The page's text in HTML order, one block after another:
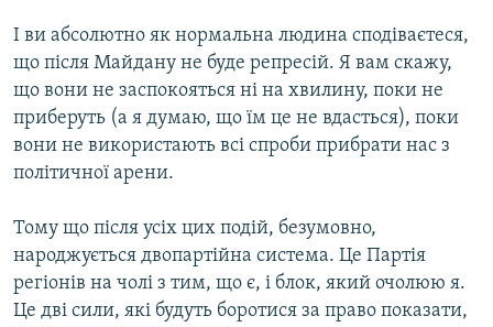
І ви абсолютно як нормальна людина сподіваєтеся,
що після Майдану не буде репресій. Я вам скажу,
що вони не заспокояться ні на хвилину, поки не
приберуть (а я думаю, що їм це не вдасться), поки
вони не використають всі спроби прибрати нас з
політичної арени.
Тому що після усіх цих подій, безумовно,
народжується двопартійна система. Це Партія
регіонів на чолі з тим, що є, і блок, який очолюю я.
Це дві сили, які будуть боротися за право показати,